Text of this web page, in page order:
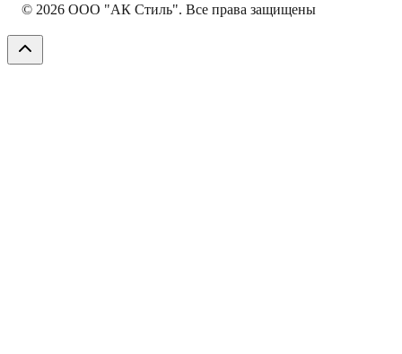
© 2026 ООО "АК Стиль". Все права защищены